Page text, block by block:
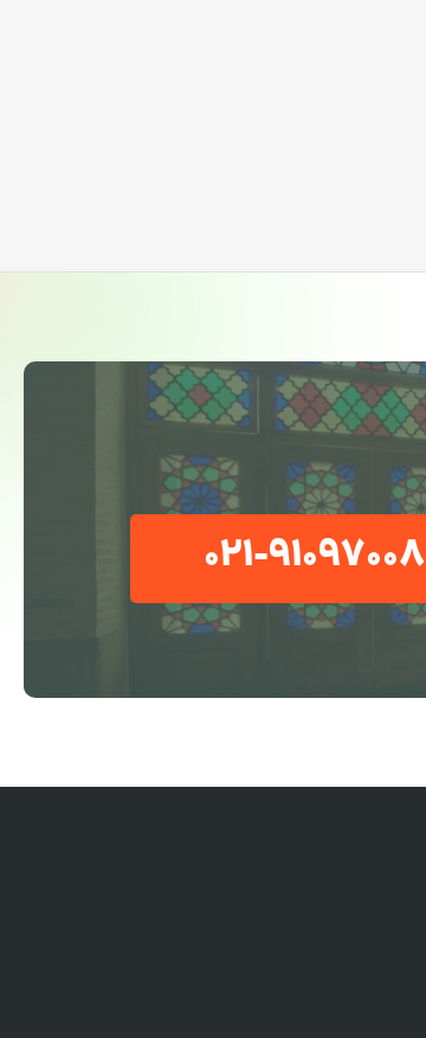
021-91097008